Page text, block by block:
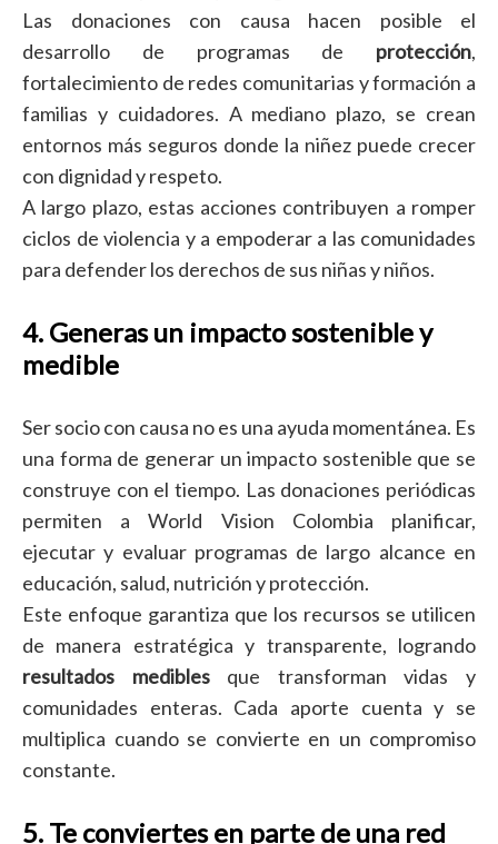
Las donaciones con causa hacen posible el
desarrollo de programas de protección,
fortalecimiento de redes comunitarias y formación a
familias y cuidadores. A mediano plazo, se crean
entornos más seguros donde la niñez puede crecer
con dignidad y respeto.
A largo plazo, estas acciones contribuyen a romper
ciclos de violencia y a empoderar a las comunidades
para defender los derechos de sus niñas y niños.
4. Generas un impacto sostenible y
medible
Ser socio con causa no es una ayuda momentánea. Es
una forma de generar un impacto sostenible que se
construye con el tiempo. Las donaciones periódicas
permiten a World Vision Colombia planificar,
ejecutar y evaluar programas de largo alcance en
educación, salud, nutrición y protección.
Este enfoque garantiza que los recursos se utilicen
de manera estratégica y transparente, logrando
resultados mediblesque transforman vidas y
comunidades enteras. Cada aporte cuenta y se
multiplica cuando se convierte en un compromiso
constante.
5. Te conviertes en parte de una red